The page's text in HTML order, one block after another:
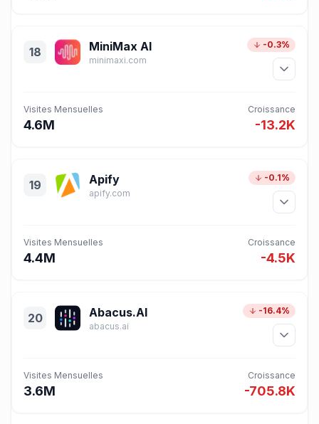
18 MiniMax AI
minimaxi.com
-0.3%
Visites Mensuelles
4.6M
Croissance
-13.2K
19 Apify
apify.com
-0.1%
Visites Mensuelles
4.4M
Croissance
-4.5K
20 Abacus.AI
abacus.ai
-16.4%
Visites Mensuelles
3.6M
Croissance
-705.8K